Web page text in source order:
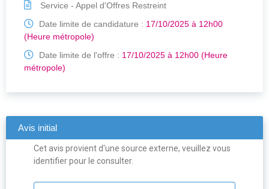
Service - Appel d'Offres Restreint
Date limite de candidature : 17/10/2025 à 12h00
(Heure métropole)
Date limite de l'offre : 17/10/2025 à 12h00 (Heure
métropole)
Avis initial
Cet avis provient d'une source externe, veuillez vous
identifier pour le consulter.